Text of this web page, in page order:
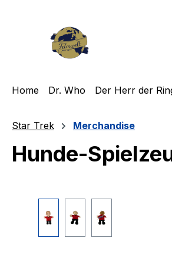
Home Dr. Who Der Herr der
Star Trek Merchandise
Hunde-